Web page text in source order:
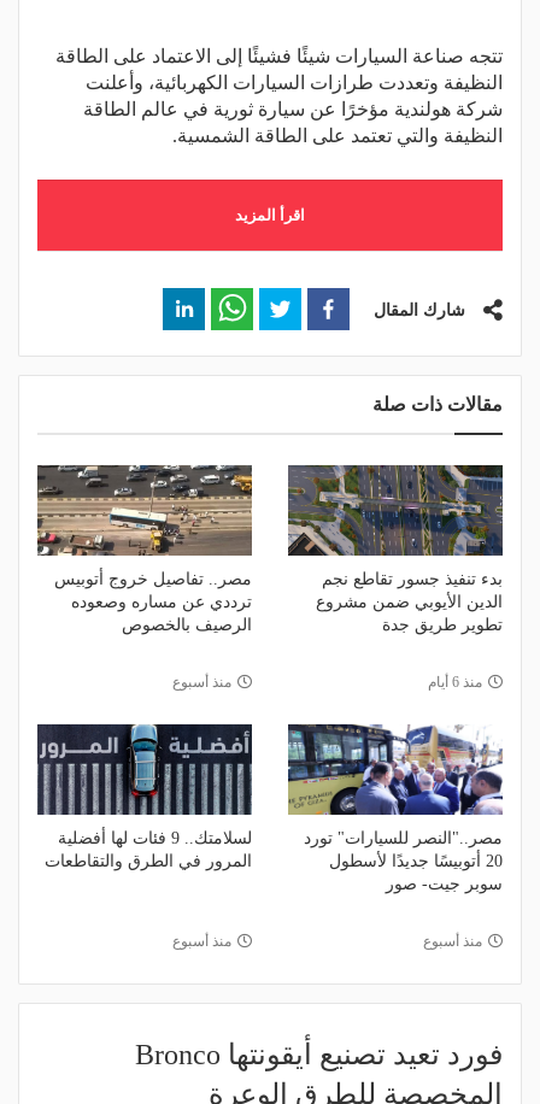
تتجه صناعة السيارات شيئًا فشيئًا إلى الاعتماد على الطاقة
النظيفة وتعددت طرازات السيارات الكهربائية، وأعلنت
شركة هولندية مؤخرًا عن سيارة ثورية في عالم الطاقة
النظيفة والتي تعتمد على الطاقة الشمسية.
اقرأ المزيد
شارك المقال
مقالات ذات صلة
بدء تنفيذ جسور تقاطع نجم
الدين الأيوبي ضمن مشروع
تطوير طريق جدة
منذ 6 أيام
مصر.. تفاصيل خروج أتوبيس
ترددي عن مساره وصعوده
الرصيف بالخصوص
منذ أسبوع
مصر.."النصر للسيارات" تورد
20 أتوبيسًا جديدًا لأسطول
سوبر جيت- صور
منذ أسبوع
لسلامتك.. 9 فئات لها أفضلية
المرور في الطرق والتقاطعات
منذ أسبوع
فورد تعيد تصنيع أيقونتها Bronco
المخصصة للطرق الوعرة